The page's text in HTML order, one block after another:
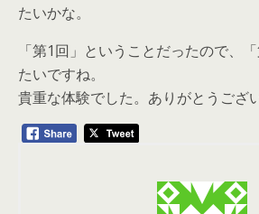
たいかな。
「第1回」ということだったので、
たいですね。
貴重な体験でした。ありがとうござ